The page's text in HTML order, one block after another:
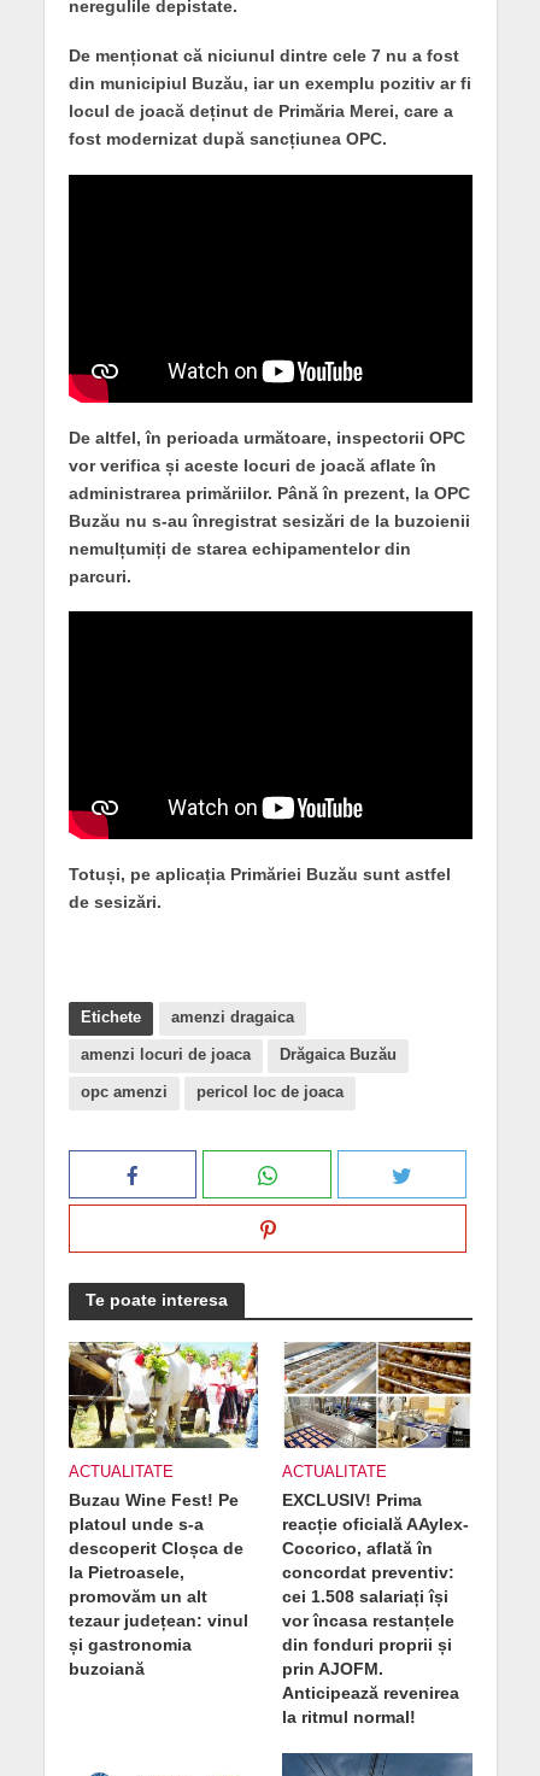
neregulile depistate.
De menționat că niciunul dintre cele 7 nu a fost
din municipiul Buzău, iar un exemplu pozitiv ar fi
locul de joacă deținut de Primăria Merei, care a
fost modernizat după sancțiunea OPC.
De altfel, în perioada următoare, inspectorii OPC
vor verifica și aceste locuri de joacă aflate în
administrarea primăriilor. Până în prezent, la OPC
Buzău nu s-au înregistrat sesizări de la buzoienii
nemulțumiți de starea echipamentelor din
parcuri.
Totuși, pe aplicația Primăriei Buzău sunt astfel
de sesizări.
Etichete amenzi dragaica
amenzi locuri de joaca Drăgaica Buzău
opc amenzi pericol loc de joaca
Te poate interesa
ACTUALITATE
Buzau Wine Fest! Pe
platoul unde s-a
descoperit Cloșca de
la Pietroasele,
promovăm un alt
tezaur județean: vinul
și gastronomia
buzoiană
ACTUALITATE
EXCLUSIV! Prima
reacție oficială AAylex-
Cocorico, aflată în
concordat preventiv:
cei 1.508 salariați își
vor încasa restanțele
din fonduri proprii și
prin AJOFM.
Anticipează revenirea
la ritmul normal!